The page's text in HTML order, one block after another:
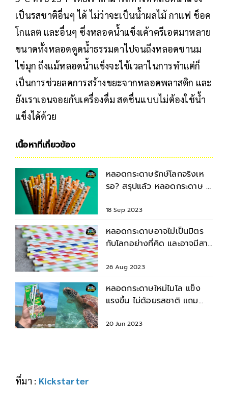
เป็นรสชาติอื่นๆ ได้ ไม่ว่าจะเป็นน้ำผลไม้ กาแฟ ช็อค
โกแลต และอื่นๆ ซึ่งหลอดน้ำแข็งเค้าครีเอตมาหลาย
ขนาดทั้งหลอดดูดน้ำธรรมดาไปจนถึงหลอดชานม
ไข่มุก ถึงแม้หลอดน้ำแข็งจะใช้เวลาในการทำแต่ก็
เป็นการช่วยลดการสร้างขยะจากหลอดพลาสติก และ
ยังเราเอนจอยกับเครื่องดื่ม สดชื่นแบบไม่ต้องใช้น้ำ
แข็งได้ด้วย
เนื้อหาที่เกี่ยวข้อง
หลอดกระดาษรักษ์โลกจริงเห
รอ? สรุปแล้ว หลอดกระดาษ ดี
18 Sep 2023
หลอดกระดาษอาจไม่เป็นมิตร
กับโลกอย่างที่คิด และอาจมีสาร
26 Aug 2023
หลอดกระดาษใหม่ไมโล แข็ง
แรงขึ้น ไม่ด้อยรสชาติ แถม
20 Jun 2023
ที่มา : Kickstarter